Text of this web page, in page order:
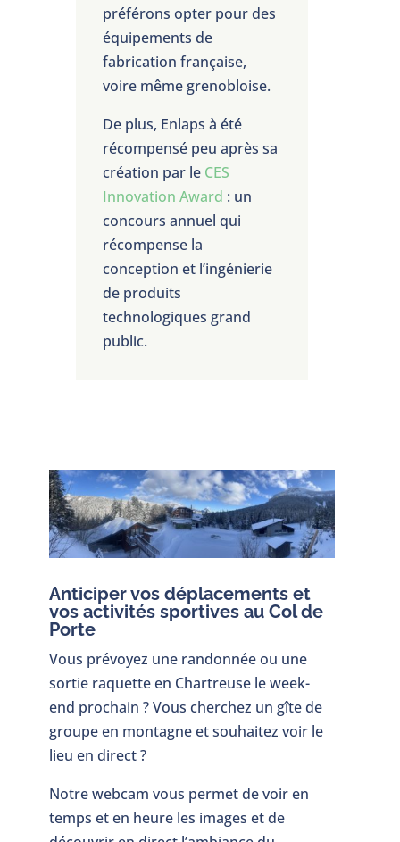
préférons opter pour des
équipements de
fabrication française,
voire même grenobloise.
De plus, Enlaps à été
récompensé peu après sa
création par le CES
Innovation Award : un
concours annuel qui
récompense la
conception et l’ingénierie
de produits
technologiques grand
public.
Anticiper vos déplacements et
vos activités sportives au Col de
Porte
Vous prévoyez une randonnée ou une
sortie raquette en Chartreuse le week-
end prochain ? Vous cherchez un gîte de
groupe en montagne et souhaitez voir le
lieu en direct ?
Notre webcam vous permet de voir en
temps et en heure les images et de